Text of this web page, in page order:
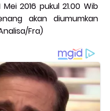
2016 pukul 21.00 Wib
akan diumumkan
Fra)